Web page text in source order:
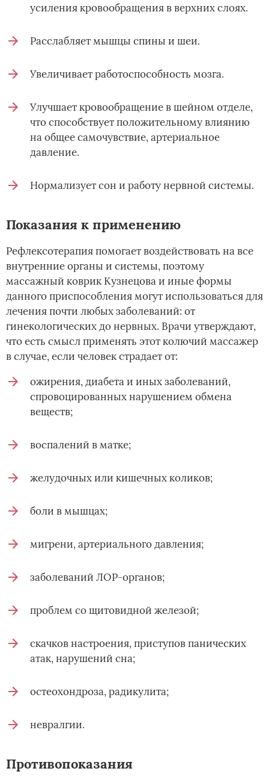
усиления кровообращения в верхних слоях.
Расслабляет мышцы спины и шеи.
Увеличивает работоспособность мозга.
Улучшает кровообращение в шейном отделе,
что способствует положительному влиянию
на общее самочувствие, артериальное
давление.
Нормализует сон и работу нервной системы.
Показания к применению
Рефлексотерапия помогает воздействовать на все
внутренние органы и системы, поэтому
массажный коврик Кузнецова и иные формы
данного приспособления могут использоваться для
лечения почти любых заболеваний: от
гинекологических до нервных. Врачи утверждают,
что есть смысл применять этот колючий массажер
в случае, если человек страдает от:
ожирения, диабета и иных заболеваний,
спровоцированных нарушением обмена
веществ;
воспалений в матке;
желудочных или кишечных коликов;
боли в мышцах;
мигрени, артериального давления;
заболеваний ЛОР-органов;
проблем со щитовидной железой;
скачков настроения, приступов панических
атак, нарушений сна;
остеохондроза, радикулита;
невралгии.
Противопоказания